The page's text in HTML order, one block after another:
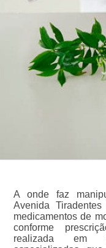
A onde faz
Avenida
medicamentos de
conforme
realizada em